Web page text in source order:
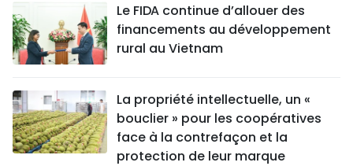
Le FIDA continue d’allouer des
financements au développement
rural au Vietnam
La propriété intellectuelle, un «
bouclier » pour les coopératives
face à la contrefaçon et la
protection de leur marque